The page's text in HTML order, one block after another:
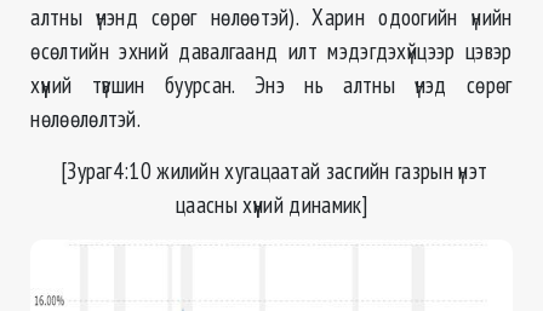
алтны үнэнд сөрөг нөлөөтэй). Харин одоогийн үнийн
өсөлтийн эхний давалгаанд илт мэдэгдэхүйцээр цэвэр
хүүний түвшин буурсан. Энэ нь алтны үнэд сөрөг
нөлөөлөлтэй.
[Зураг4:10 жилийн хугацаатай засгийн газрын үнэт
цаасны хүүний динамик]